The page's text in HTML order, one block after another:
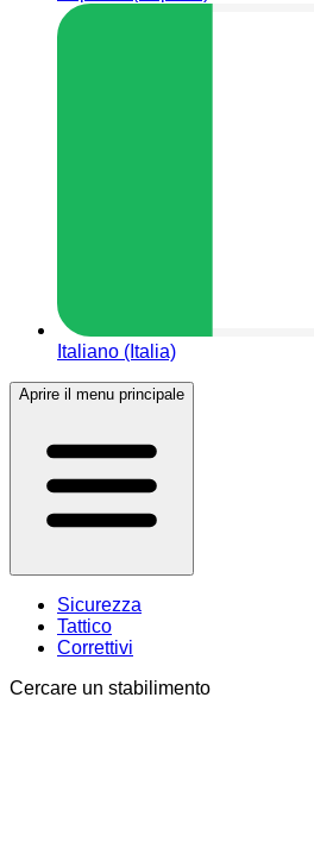
Italiano (Italia)
Aprire il menu principale
Sicurezza
Tattico
Correttivi
Cercare un stabilimento